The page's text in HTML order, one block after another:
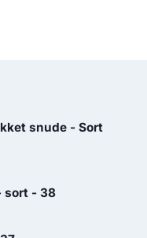
snude - Sort
sort - 38